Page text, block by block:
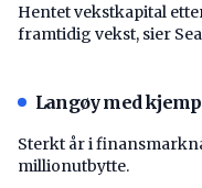
Hentet vekstkapital
framtidig vekst, sier
Langøy med
Sterkt år i
millionutbytte.